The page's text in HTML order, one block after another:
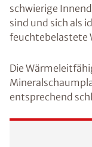
schwierige
sind und sich als
feuchtebelastete
Die
entsprechend